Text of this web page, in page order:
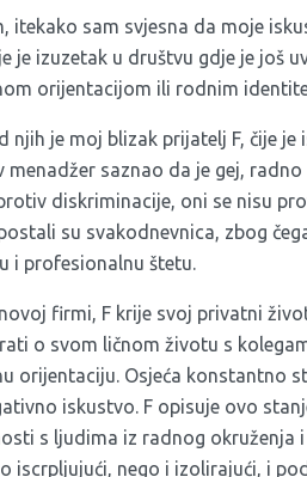
itekako sam svjesna da moje
je izuzetak u društvu gdje je još
orijentacijom ili rodnim
njih je moj blizak prijatelj F, čije
menadžer saznao da je gej,
diskriminacije, oni se nisu
su svakodnevnica, zbog
i profesionalnu štetu.
firmi, F krije svoj privatni
o svom ličnom životu s
orijentaciju. Osjeća konstantno
iskustvo. F opisuje ovo
s ljudima iz radnog okruženja
iscrpljujući, nego i izolirajući, i